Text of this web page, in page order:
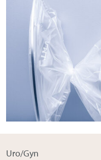
Om Medistim
About Medistim
Leverantörer
Uro/Gyn